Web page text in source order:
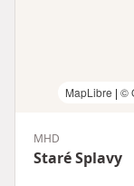
MapLibre | ©
MHD
Staré Splavy